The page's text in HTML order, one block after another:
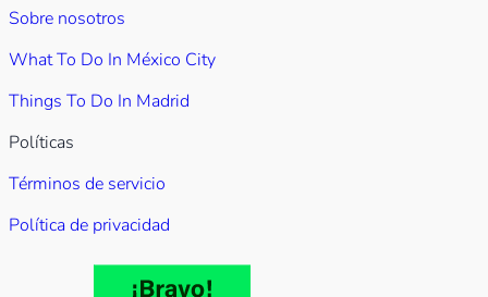
Sobre nosotros
What To Do In México City
Things To Do In Madrid
Políticas
Términos de servicio
Política de privacidad